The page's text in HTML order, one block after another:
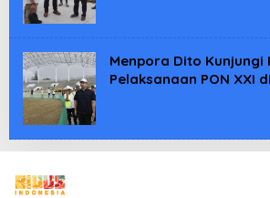
Menpora Dito Kunjungi
Pelaksanaan PON XXI